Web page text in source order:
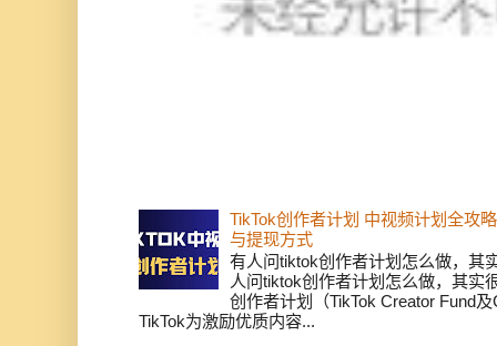
TikTok创作者计划 中视频计划全攻
与提现方式
有人问tiktok创作者计划怎么做，其
人问tiktok创作者计划怎么做，其实
创作者计划（TikTok Creator Fund
TikTok为激励优质内容...